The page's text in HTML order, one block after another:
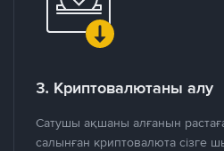
3. Криптовалютаны алу
Сатушы ақшаны алғанын
салынған криптовалюта сізге